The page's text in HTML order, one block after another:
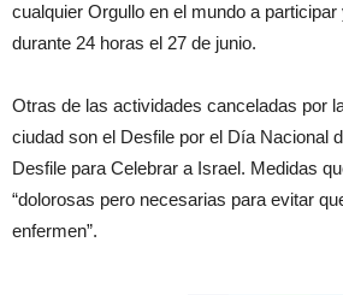
cualquier Orgullo en el mundo a
durante 24 horas el 27 de junio.
Otras de las actividades canceladas por
ciudad son el Desfile por el Día Nacional
Desfile para Celebrar a Israel. Medidas
“dolorosas pero necesarias para evitar
enfermen”.